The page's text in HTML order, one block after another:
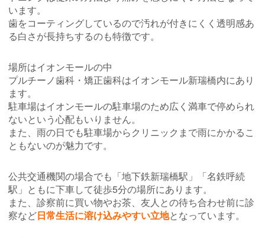
います。
歯をコーティングしているので汚れが付きにくく透明感あ
る白さが長持ちするのも特徴です。
場所はイオンモールの中
プルチーノ歯科・矯正歯科はイオンモール新瑞橋内にあり
ます。
駐車場はイオンモールの駐車場のため広く満車で停められ
ないという心配もいりません。
また、雨の日でも駐車場からクリニックまで雨にかかるこ
ともないのが魅力です。
公共交通機関の場合でも「地下鉄新瑞橋駅」「名鉄呼続
駅」ともに下車して徒歩5分の場所にあります。
また、診察前に買い物やお茶、友人との待ち合わせ前に診
察など日常生活に溶け込みやすい立地となっています。